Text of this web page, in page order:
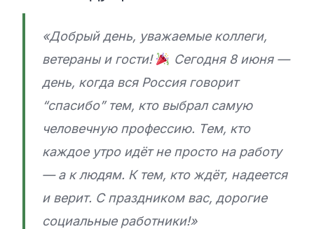
«Добрый день, уважаемые коллеги,
ветераны и гости!
Сегодня 8 июня —
день, когда вся Россия говорит
“спасибо” тем, кто выбрал самую
человечную профессию. Тем, кто
каждое утро идёт не просто на работу
— а к людям. К тем, кто ждёт, надеется
и верит. С праздником вас, дорогие
социальные работники!»